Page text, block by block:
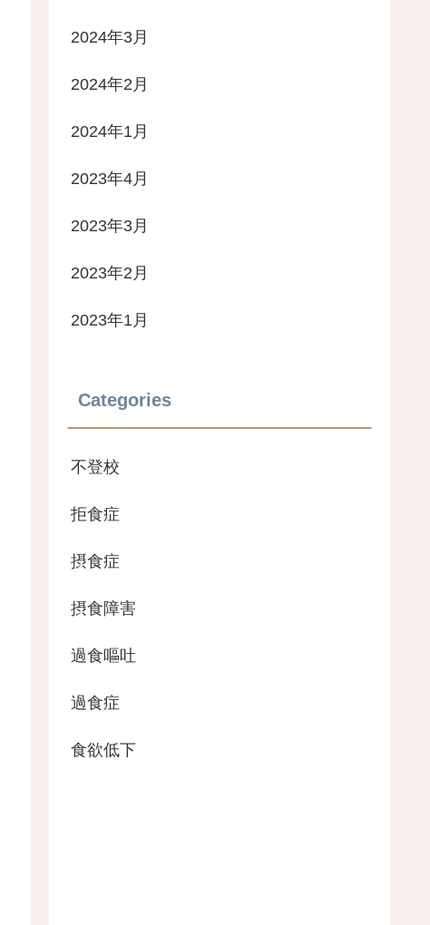
2024年3月
2024年2月
2024年1月
2023年4月
2023年3月
2023年2月
2023年1月
Categories
不登校
拒食症
摂食症
摂食障害
過食嘔吐
過食症
食欲低下